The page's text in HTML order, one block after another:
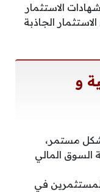
الاستثمار
الجاذبة
و
مستمر،
المالي
في